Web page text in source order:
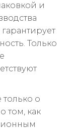
и
Только
только о
том, как